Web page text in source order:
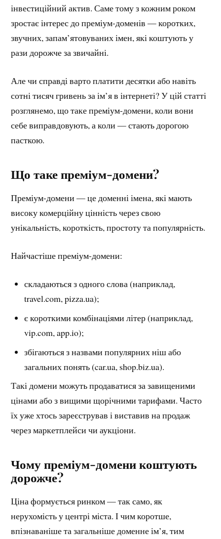
інвестиційний актив. Саме тому з кожним роком
зростає інтерес до преміум-доменів — коротких,
звучних, запам’ятовуваних імен, які коштують у
рази дорожче за звичайні.
Але чи справді варто платити десятки або навіть
сотні тисяч гривень за ім’я в інтернеті? У цій статті
розглянемо, що таке преміум-домени, коли вони
себе виправдовують, а коли — стають дорогою
пасткою.
Що таке преміум-домени?
Преміум-домени — це доменні імена, які мають
високу комерційну цінність через свою
унікальність, короткість, простоту та популярність.
Найчастіше преміум-домени:
складаються з одного слова (наприклад,
travel.com, pizza.ua);
є короткими комбінаціями літер (наприклад,
vip.com, app.io);
збігаються з назвами популярних ніш або
загальних понять (car.ua, shop.biz.ua).
Такі домени можуть продаватися за завищеними
цінами або з вищими щорічними тарифами. Часто
їх уже хтось зареєстрував і виставив на продаж
через маркетплейси чи аукціони.
Чому преміум-домени коштують
дорожче?
Ціна формується ринком — так само, як
нерухомість у центрі міста. І чим коротше,
впізнаваніше та загальніше доменне ім’я, тим